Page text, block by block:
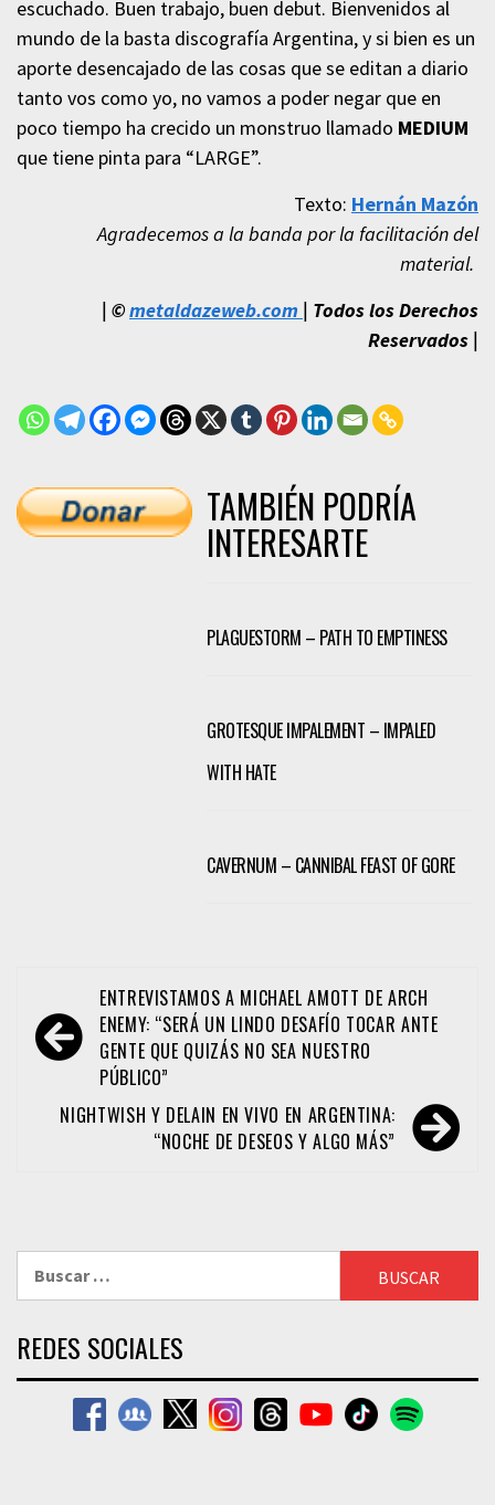
escuchado. Buen trabajo, buen debut. Bienvenidos al
mundo de la basta discografía Argentina, y si bien es un
aporte desencajado de las cosas que se editan a diario
tanto vos como yo, no vamos a poder negar que en
poco tiempo ha crecido un monstruo llamado MEDIUM
que tiene pinta para “LARGE”.
Texto: Hernán Mazón
Agradecemos a la banda por la facilitación del
material.
| ©metaldazeweb.com | Todos los Derechos
Reservados |
TAMBIÉN PODRÍA
INTERESARTE
PLAGUESTORM – PATH TO EMPTINESS
GROTESQUE IMPALEMENT – IMPALED
WITH HATE
CAVERNUM – CANNIBAL FEAST OF GORE
Navegación
de
entradas
ENTREVISTAMOS A MICHAEL AMOTT DE ARCH
ENEMY: “SERÁ UN LINDO DESAFÍO TOCAR ANTE
GENTE QUE QUIZÁS NO SEA NUESTRO
PÚBLICO”
NIGHTWISH Y DELAIN EN VIVO EN ARGENTINA:
“NOCHE DE DESEOS Y ALGO MÁS”
REDES SOCIALES